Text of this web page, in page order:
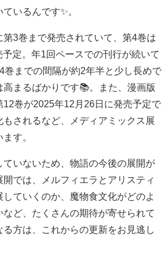
いるんです✨。
3巻まで発売されていて、第4巻は
定。年1回ペースでの刊行が続いて
巻までの間隔が約2年半と少し長めで
まるばかりです📚。また、漫画版
12巻が2025年12月26日に発売予定で
されるなど、メディアミックス展
す。
ていないため、物語の今後の展開が
では、メルフィエラとアリスティ
ていくのか、魔物食文化がどのよ
など、たくさんの期待が寄せられて
方は、これからの更新をお見逃し